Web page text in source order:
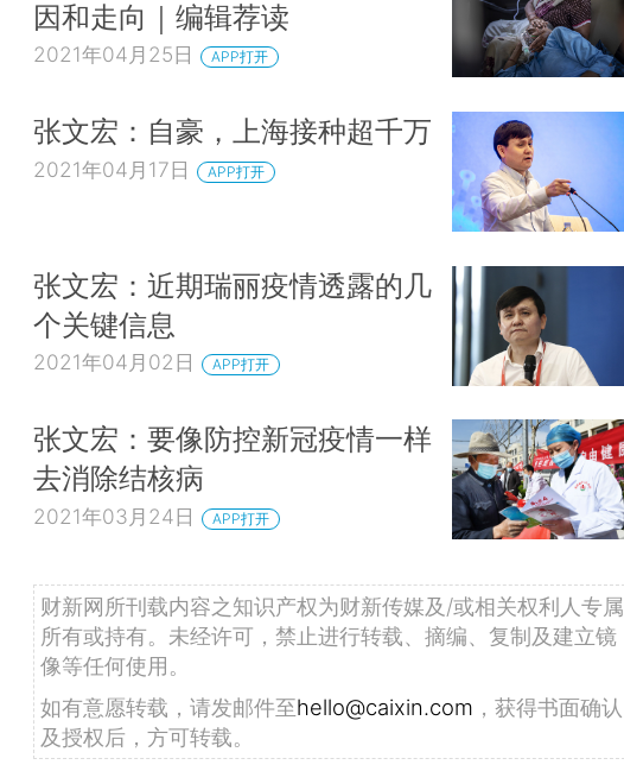
因和走向｜编辑荐读
2021年04月25日 APP打开
张文宏：自豪，上海接种超千万
2021年04月17日 APP打开
张文宏：近期瑞丽疫情透露的几
个关键信息
2021年04月02日 APP打开
张文宏：要像防控新冠疫情一样
去消除结核病
2021年03月24日 APP打开
财新网所刊载内容之知识产权为财新传媒及/或相关权利人专属
所有或持有。未经许可，禁止进行转载、摘编、复制及建立镜
像等任何使用。
如有意愿转载，请发邮件至hello@caixin.com ，获得书面确认
及授权后，方可转载。